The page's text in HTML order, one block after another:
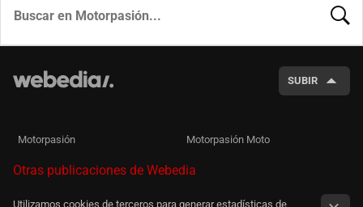
SUBIR
Motorpasión Motorpasión Moto
Otras publicaciones de Webedia
Utilizamos cookies de terceros para generar estadísticas de